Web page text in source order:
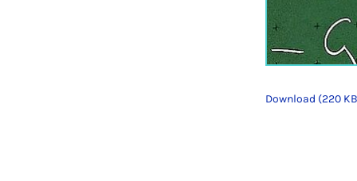
Download (220